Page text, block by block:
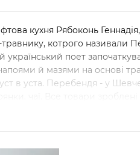
кухня Рябоконь
травнику, котрого називали
поет
й мазями на основі
в уста. Перебендя - у